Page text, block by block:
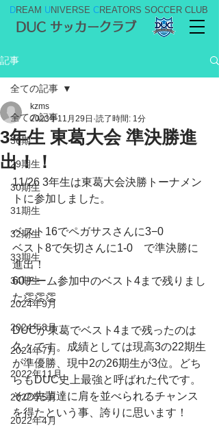
DREAM UNIVERSE CREATORS SOCCER CLUB
DUC サッカークラブ
記事
全ての記事
36期
29期生
30期生
31期生
32期生
33期生
34期生
2024年9月
2024年8月
2024年7月
2022年11月
2022年5月
2022年4月
全ての記事
3年生 東葛大会 準決勝進
出！！
kzms
2023年11月29日 読了時間: 1分
11/26 3年生は東葛大会決勝トーナメン
トに参加しました。
ベスト16でペガサスさんに3−0
ベスト8で矢切さんに1-0　で準決勝に
進出！
60チーム参加中のベスト4まで残りまし
た👏👏👏
DUCが東葛でベスト4まで残ったのは
久々です。成績としては現高3の22期生
が準優勝、現中2の26期生が3位。どち
らもDUC史上最強と呼ばれた代です。
その先輩達に肩を並べられるチャンス
を得たという事、誇りに思います！